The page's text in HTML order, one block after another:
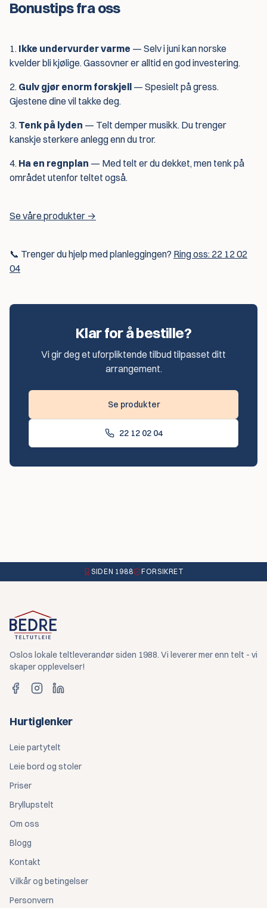
Bonustips fra oss
1. Ikke undervurder varme — Selv i juni kan norske
kvelder bli kjølige. Gassovner er alltid en god investering.
2. Gulv gjør enorm forskjell — Spesielt på gress.
Gjestene dine vil takke deg.
3. Tenk på lyden — Telt demper musikk. Du trenger
kanskje sterkere anlegg enn du tror.
4. Ha en regnplan — Med telt er du dekket, men tenk på
området utenfor teltet også.
Se våre produkter →
📞 Trenger du hjelp med planleggingen? Ring oss: 22 12 02
04
Klar for å bestille?
Vi gir deg et uforpliktende tilbud tilpasset ditt
arrangement.
Se produkter
22 12 02 04
SIDEN 1988 FORSIKRET
Oslos lokale teltleverandør siden 1988. Vi leverer mer enn telt - vi
skaper opplevelser!
Hurtiglenker
Leie partytelt
Leie bord og stoler
Priser
Bryllupstelt
Om oss
Blogg
Kontakt
Vilkår og betingelser
Personvern